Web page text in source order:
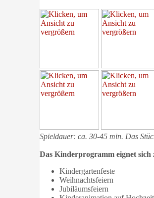
Spieldauer: ca. 30-45 min. Das
Das Kinderprogramm eignet sich
Kindergartenfeste
Weihnachtsfeiern
Jubiläumsfeiern